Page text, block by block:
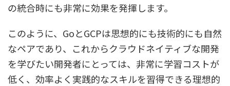
の統合時にも非常に効果を発揮します。
このように、GoとGCPは思想的にも技術的にも自然
なペアであり、これからクラウドネイティブな開発
を学びたい開発者にとっては、非常に学習コストが
低く、効率よく実践的なスキルを習得できる理想的